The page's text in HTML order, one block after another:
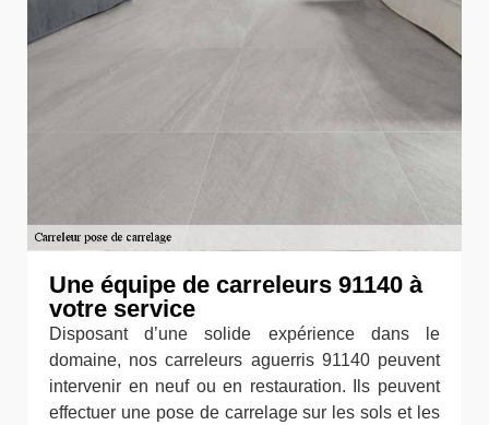
Une équipe de carreleurs 91140 à
votre service
Disposant d’une solide expérience dans le
domaine, nos carreleurs aguerris 91140 peuvent
intervenir en neuf ou en restauration. Ils peuvent
effectuer une pose de carrelage sur les sols et les